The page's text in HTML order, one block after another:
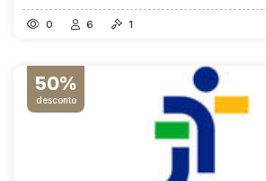
0 6 1
50%
desconto